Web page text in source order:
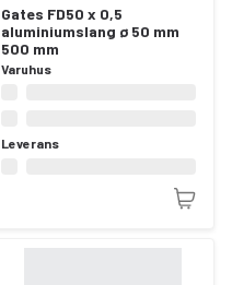
Gates FD50 x 0,5
aluminiumslang ø 50 mm
500 mm
Varuhus
Leverans